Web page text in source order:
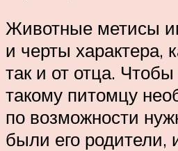
Животные метисы
и черты характера,
так и от отца.
такому питомцу
по возможности
были его родители,